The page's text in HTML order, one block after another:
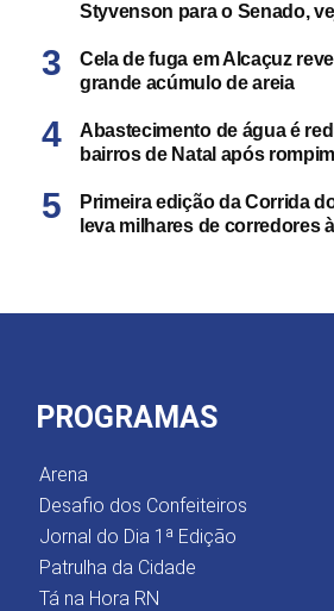
Styvenson para o Senado,
Cela de fuga em Alcaçuz
grande acúmulo de areia
Abastecimento de água é
bairros de Natal após
Primeira edição da Corrida
leva milhares de corredores
PROGRAMAS
Arena
Desafio dos Confeiteiros
Jornal do Dia 1ª Edição
Patrulha da Cidade
Tá na Hora RN